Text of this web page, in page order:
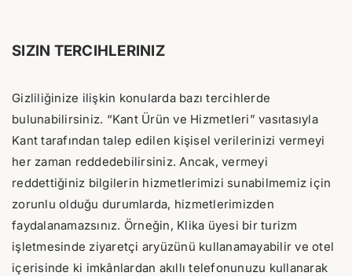
SIZIN TERCIHLERINIZ
Gizliliğinize ilişkin konularda bazı tercihlerde
bulunabilirsiniz. “Kant Ürün ve Hizmetleri” vasıtasıyla
Kant tarafından talep edilen kişisel verilerinizi vermeyi
her zaman reddedebilirsiniz. Ancak, vermeyi
reddettiğiniz bilgilerin hizmetlerimizi sunabilmemiz için
zorunlu olduğu durumlarda, hizmetlerimizden
faydalanamazsınız. Örneğin, Klika üyesi bir turizm
işletmesinde ziyaretçi aryüzünü kullanamayabilir ve otel
içerisinde ki imkânlardan akıllı telefonunuzu kullanarak